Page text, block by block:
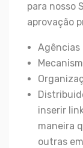
para nosso
aprovação
Agências
inserir
maneira
outras